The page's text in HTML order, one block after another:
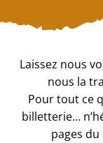
Laissez nous
nous la
Pour tout ce
billetterie…
pages